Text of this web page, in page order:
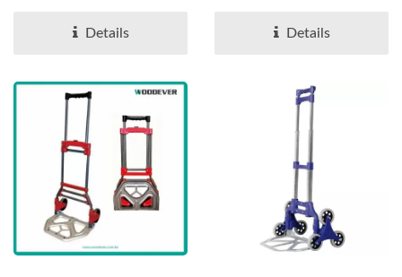
Details
patronen...
Details